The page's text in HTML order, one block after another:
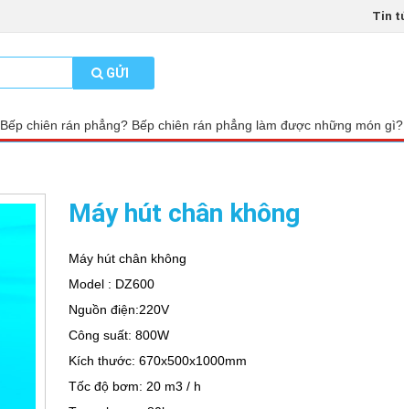
Tin
GỬI
Bếp chiên rán phẳng? Bếp chiên rán phẳng làm được những món gì?
Máy hút chân không
Máy hút chân không
Model : DZ600
Nguồn điện:220V
Công suất: 800W
Kích thước: 670x500x1000mm
Tốc độ bơm: 20 m3 / h